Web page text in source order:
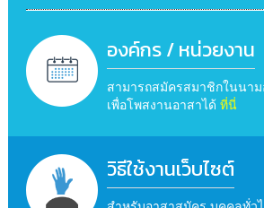
องค์กร / หน่วยงาน
สามารถสมัครสมาชิกในนา
เพื่อโพสงานอาสาได้ ที่นี่
วิธีใช้งานเว็บไซต์